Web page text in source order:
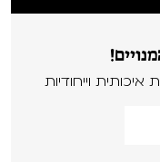
איכותית וייחודיות